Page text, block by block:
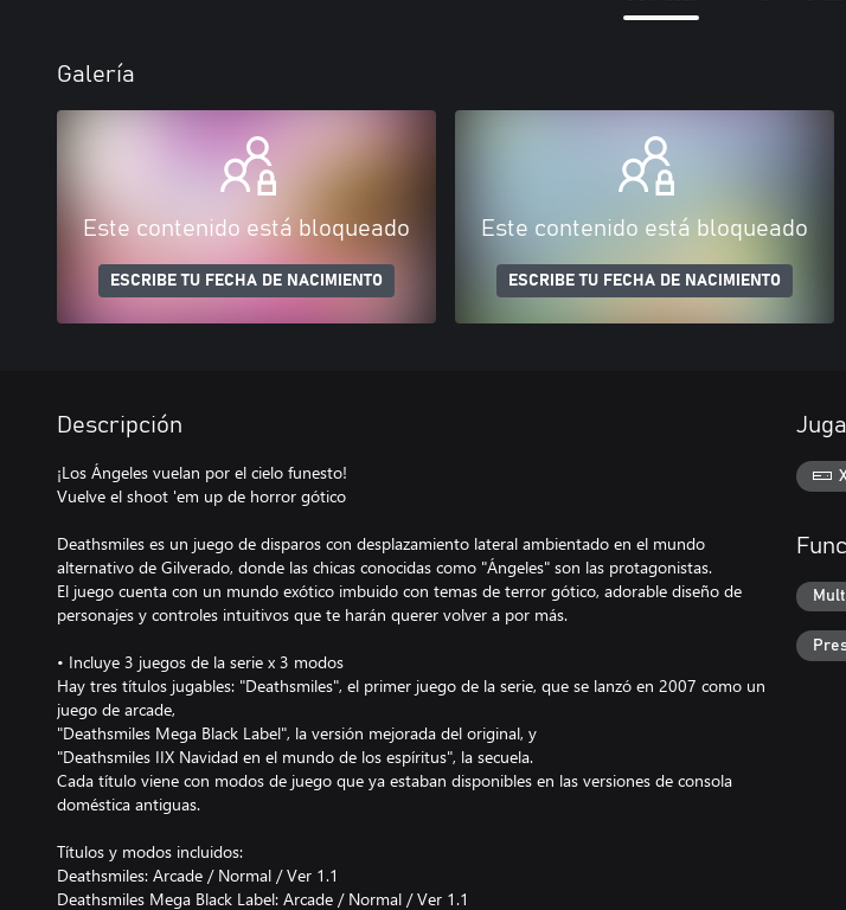
Galería
Este contenido está bloqueado
ESCRIBE TU FECHA DE NACIMIENTO
Este contenido está bloqueado
ESCRIBE TU FECHA DE NACIMIENTO
Descripción
¡Los Ángeles vuelan por el cielo funesto!
Vuelve el shoot 'em up de horror gótico
Deathsmiles es un juego de disparos con desplazamiento lateral ambientado en el mundo
alternativo de Gilverado, donde las chicas conocidas como "Ángeles" son las protagonistas.
El juego cuenta con un mundo exótico imbuido con temas de terror gótico, adorable diseño de
personajes y controles intuitivos que te harán querer volver a por más.
• Incluye 3 juegos de la serie x 3 modos
Hay tres títulos jugables: "Deathsmiles", el primer juego de la serie, que se lanzó en 2007 como un
juego de arcade,
"Deathsmiles Mega Black Label", la versión mejorada del original, y
"Deathsmiles IIX Navidad en el mundo de los espíritus", la secuela.
Cada título viene con modos de juego que ya estaban disponibles en las versiones de consola
doméstica antiguas.
Títulos y modos incluidos:
Deathsmiles: Arcade / Normal / Ver 1.1
Deathsmiles Mega Black Label: Arcade / Normal / Ver 1.1